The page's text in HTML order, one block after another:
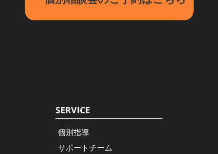
SERVICE
個別指導
サポートチーム